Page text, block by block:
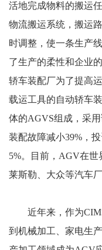
活地完成物料的搬运
物流搬运系统，搬运
时调整，使一条生产
了生产的柔性和企业
轿车装配厂为了提高
载运工具的自动轿车
体的AGVS组成，采
装配故障减小39%，
5%。目前，AGV在
莱斯勒、大众等汽车
近年来，作为
到机械加工、家电生